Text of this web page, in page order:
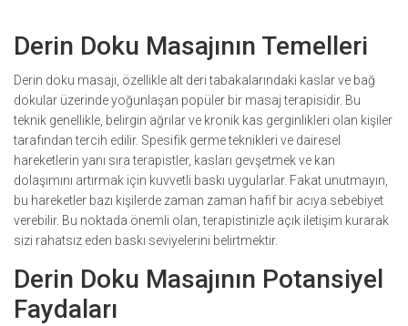
Derin Doku Masajının Temelleri
Derin doku masajı, özellikle alt deri tabakalarındaki kaslar ve bağ
dokular üzerinde yoğunlaşan popüler bir masaj terapisidir. Bu
teknik genellikle, belirgin ağrılar ve kronik kas gerginlikleri olan kişiler
tarafından tercih edilir. Spesifik germe teknikleri ve dairesel
hareketlerin yanı sıra terapistler, kasları gevşetmek ve kan
dolaşımını artırmak için kuvvetli baskı uygularlar. Fakat unutmayın,
bu hareketler bazı kişilerde zaman zaman hafif bir acıya sebebiyet
verebilir. Bu noktada önemli olan, terapistinizle açık iletişim kurarak
sizi rahatsız eden baskı seviyelerini belirtmektir.
Derin Doku Masajının Potansiyel
Faydaları